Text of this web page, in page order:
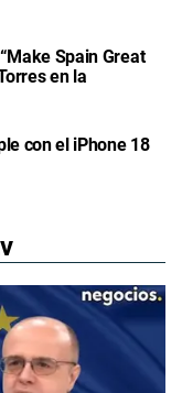
Spain Great
en la
con el iPhone 18